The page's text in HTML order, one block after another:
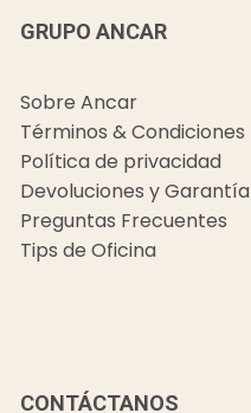
GRUPO ANCAR
Sobre Ancar
Términos & Condiciones
Política de privacidad
Devoluciones y Garantía
Preguntas Frecuentes
Tips de Oficina
CONTÁCTANOS